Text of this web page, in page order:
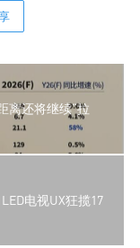
离还将继续“拉
电视UX狂揽17